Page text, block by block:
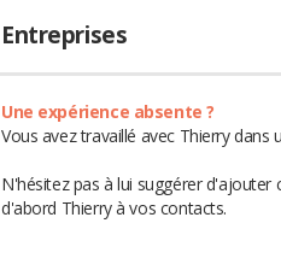
Entreprises
Une expérience absente ?
Vous avez travaillé avec Thierry
N'hésitez pas à lui suggérer
d'abord Thierry à vos contacts.